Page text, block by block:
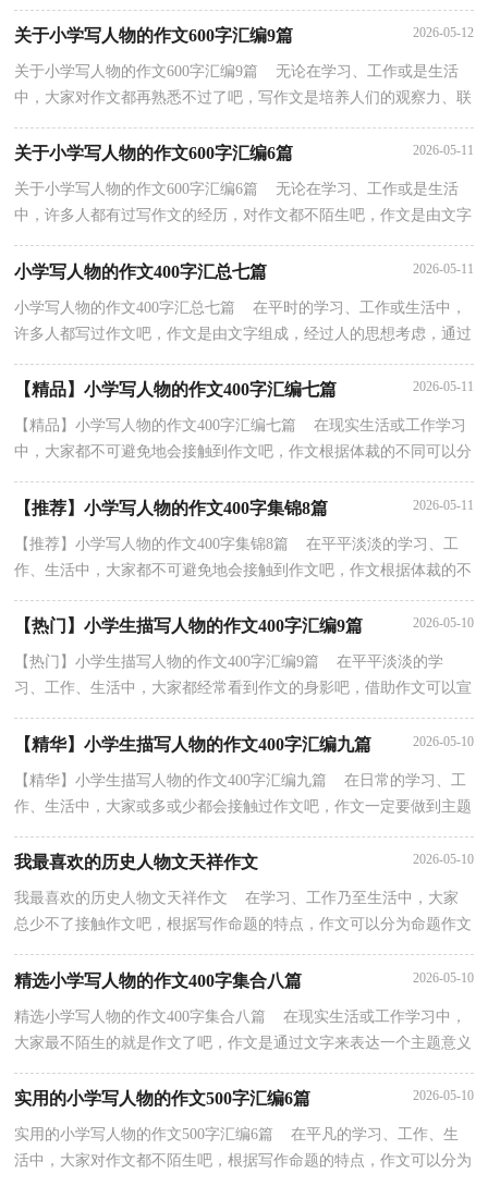
关于小学写人物的作文600字汇编9篇 2026-05-12
关于小学写人物的作文600字汇编9篇 无论在学习、工作或是生活
中，大家对作文都再熟悉不过了吧，写作文是培养人们的观察力、联
想力、想象力、思考力和记忆力的重要手段。如何...
关于小学写人物的作文600字汇编6篇 2026-05-11
关于小学写人物的作文600字汇编6篇 无论在学习、工作或是生活
中，许多人都有过写作文的经历，对作文都不陌生吧，作文是由文字
组成，经过人的思想考虑，通过语言组织来表达一个主题...
小学写人物的作文400字汇总七篇 2026-05-11
小学写人物的作文400字汇总七篇 在平时的学习、工作或生活中，
许多人都写过作文吧，作文是由文字组成，经过人的思想考虑，通过
【精品】小学写人物的作文400字汇编七篇 2026-05-11
【精品】小学写人物的作文400字汇编七篇 在现实生活或工作学习
中，大家都不可避免地会接触到作文吧，作文根据体裁的不同可以分
为记叙文、说明文、应用文、议论文。相信写作...
【推荐】小学写人物的作文400字集锦8篇 2026-05-11
【推荐】小学写人物的作文400字集锦8篇 在平平淡淡的学习、工
作、生活中，大家都不可避免地会接触到作文吧，作文根据体裁的不
【热门】小学生描写人物的作文400字汇编9篇 2026-05-10
【热门】小学生描写人物的作文400字汇编9篇 在平平淡淡的学
习、工作、生活中，大家都经常看到作文的身影吧，借助作文可以宣
泄心中的情感，调节自己的心情。为了让您在写作文时...
【精华】小学生描写人物的作文400字汇编九篇 2026-05-10
【精华】小学生描写人物的作文400字汇编九篇 在日常的学习、工
作、生活中，大家或多或少都会接触过作文吧，作文一定要做到主题
我最喜欢的历史人物文天祥作文 2026-05-10
我最喜欢的历史人物文天祥作文 在学习、工作乃至生活中，大家
总少不了接触作文吧，根据写作命题的特点，作文可以分为命题作文
和非命题作文。如何写一篇有思想、有文采的作文呢...
精选小学写人物的作文400字集合八篇 2026-05-10
精选小学写人物的作文400字集合八篇 在现实生活或工作学习中，
大家最不陌生的就是作文了吧，作文是通过文字来表达一个主题意义
实用的小学写人物的作文500字汇编6篇 2026-05-10
实用的小学写人物的作文500字汇编6篇 在平凡的学习、工作、生
活中，大家对作文都不陌生吧，根据写作命题的特点，作文可以分为